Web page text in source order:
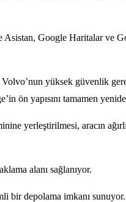
Google Haritalar ve
yüksek güvenlik
ön yapısını tamamen
yerleştirilmesi, aracın
alanı sağlanıyor.
bir depolama imkanı sunuyor.